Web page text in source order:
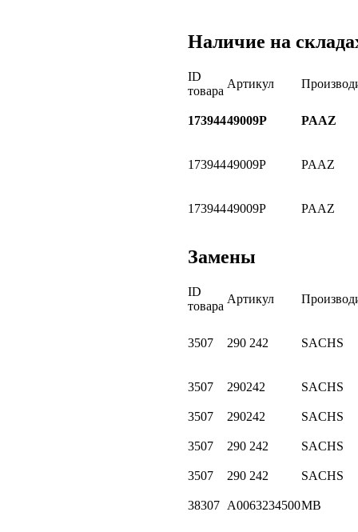
Наличие на
ID
товара
Артикул
17394449009P PAAZ
17394449009P PAAZ
17394449009P PAAZ
Замены
ID
товара
Артикул
3507 290 242 SACHS
3507 290242 SACHS
3507 290242 SACHS
3507 290 242 SACHS
3507 290 242 SACHS
38307 A0063234500MB